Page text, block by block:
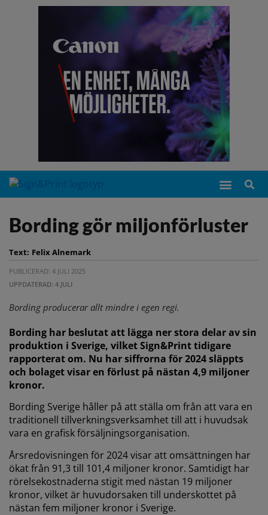
Bording gör miljonförluster
Text: Felix Alnemark
PUBLICERAD: 4 JULI 2025
UPPDATERAD: 4 JULI
Bording producerar allt mindre i egen regi.
Bording har beslutat att lägga ner stora delar av sin
produktion i Sverige, vilket Sign&Print tidigare
rapporterat om. Nu har siffrorna för 2024 släppts
och bolaget visar en förlust på nästan 4,9 miljoner
kronor.
Bording Sverige håller på att ställa om från att vara en
traditionell tillverkningsverksamhet till att i huvudsak
vara en grafisk försäljningsorganisation.
Årsredovisningen för 2024 visar att omsättningen har
ökat från 91,3 till 101,4 miljoner kronor. Samtidigt har
rörelsekostnaderna stigit med nästan 19 miljoner
kronor, vilket är huvudorsaken till underskottet på
nästan fem miljoner kronor i Sverige.